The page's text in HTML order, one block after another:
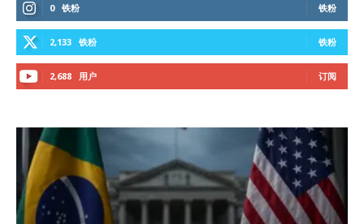
0 铁粉 铁粉
2,133 铁粉 铁粉
2,688 用户 订阅